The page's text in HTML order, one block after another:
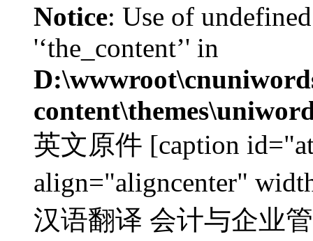
Notice: Use of
'‘the_content’' in
英文原件 [caption
align="aligncenter"
汉语翻译 会计与企业